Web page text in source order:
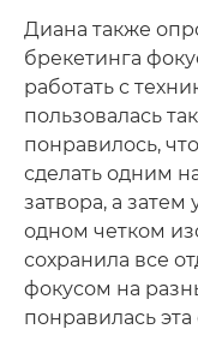
Диана также
брекетинга
работать с
пользовалась
понравилось,
сделать одним
затвора, а
одном четком
сохранила все
фокусом на
понравилась